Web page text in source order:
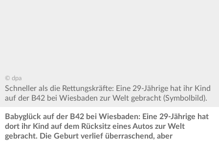
© dpa
Schneller als die Rettungskräfte: Eine 29-Jährige hat ihr Kind
auf der B42 bei Wiesbaden zur Welt gebracht (Symbolbild).
Babyglück auf der B42 bei Wiesbaden: Eine 29-Jährige hat
dort ihr Kind auf dem Rücksitz eines Autos zur Welt
gebracht. Die Geburt verlief überraschend, aber